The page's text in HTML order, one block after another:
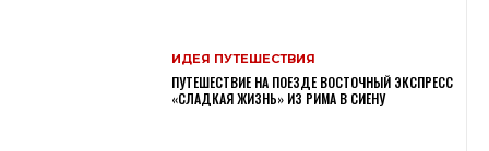
ИДЕЯ ПУТЕШЕСТВИЯ
ПУТЕШЕСТВИЕ НА ПОЕЗДЕ ВОСТОЧНЫЙ ЭКСПРЕСС
«СЛАДКАЯ ЖИЗНЬ» ИЗ РИМА В СИЕНУ